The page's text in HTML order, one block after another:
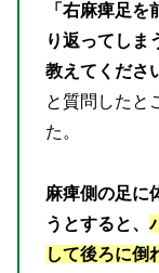
「右麻痺足
り返ってしま
教えてくださ
と質問したと
た。
麻痺側の足に
うとすると、
して後ろに倒